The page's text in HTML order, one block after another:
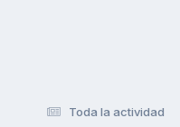
Toda la actividad